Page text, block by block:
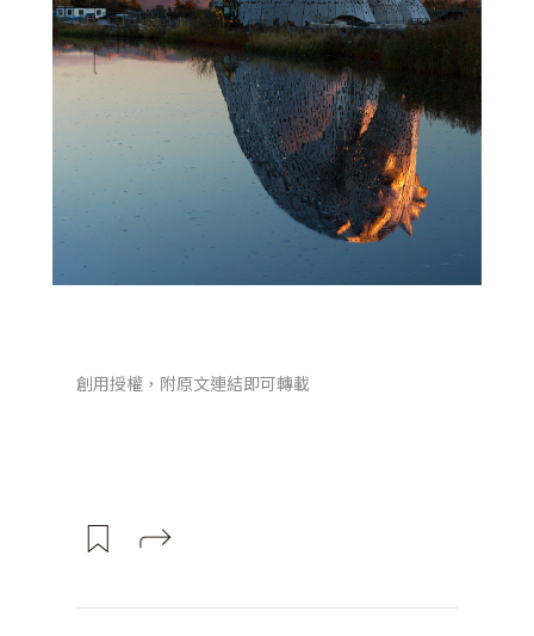
創用授權，附原文連結即可轉載